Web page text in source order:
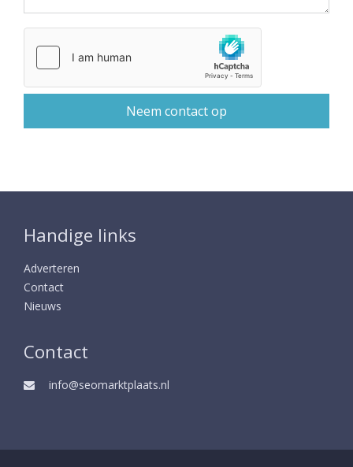
Handige links
Adverteren
Contact
Nieuws
Contact
info@seomarktplaats.nl